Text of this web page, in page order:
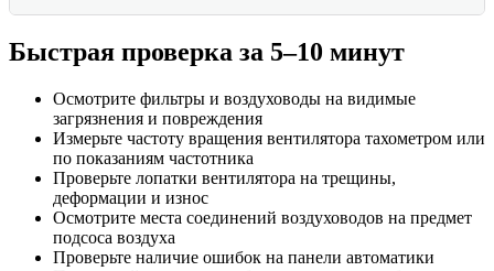
Быстрая проверка за 5–10 минут
Осмотрите фильтры и воздуховоды на видимые
загрязнения и повреждения
Измерьте частоту вращения вентилятора тахометром или
по показаниям частотника
Проверьте лопатки вентилятора на трещины,
деформации и износ
Осмотрите места соединений воздуховодов на предмет
подсоса воздуха
Проверьте наличие ошибок на панели автоматики